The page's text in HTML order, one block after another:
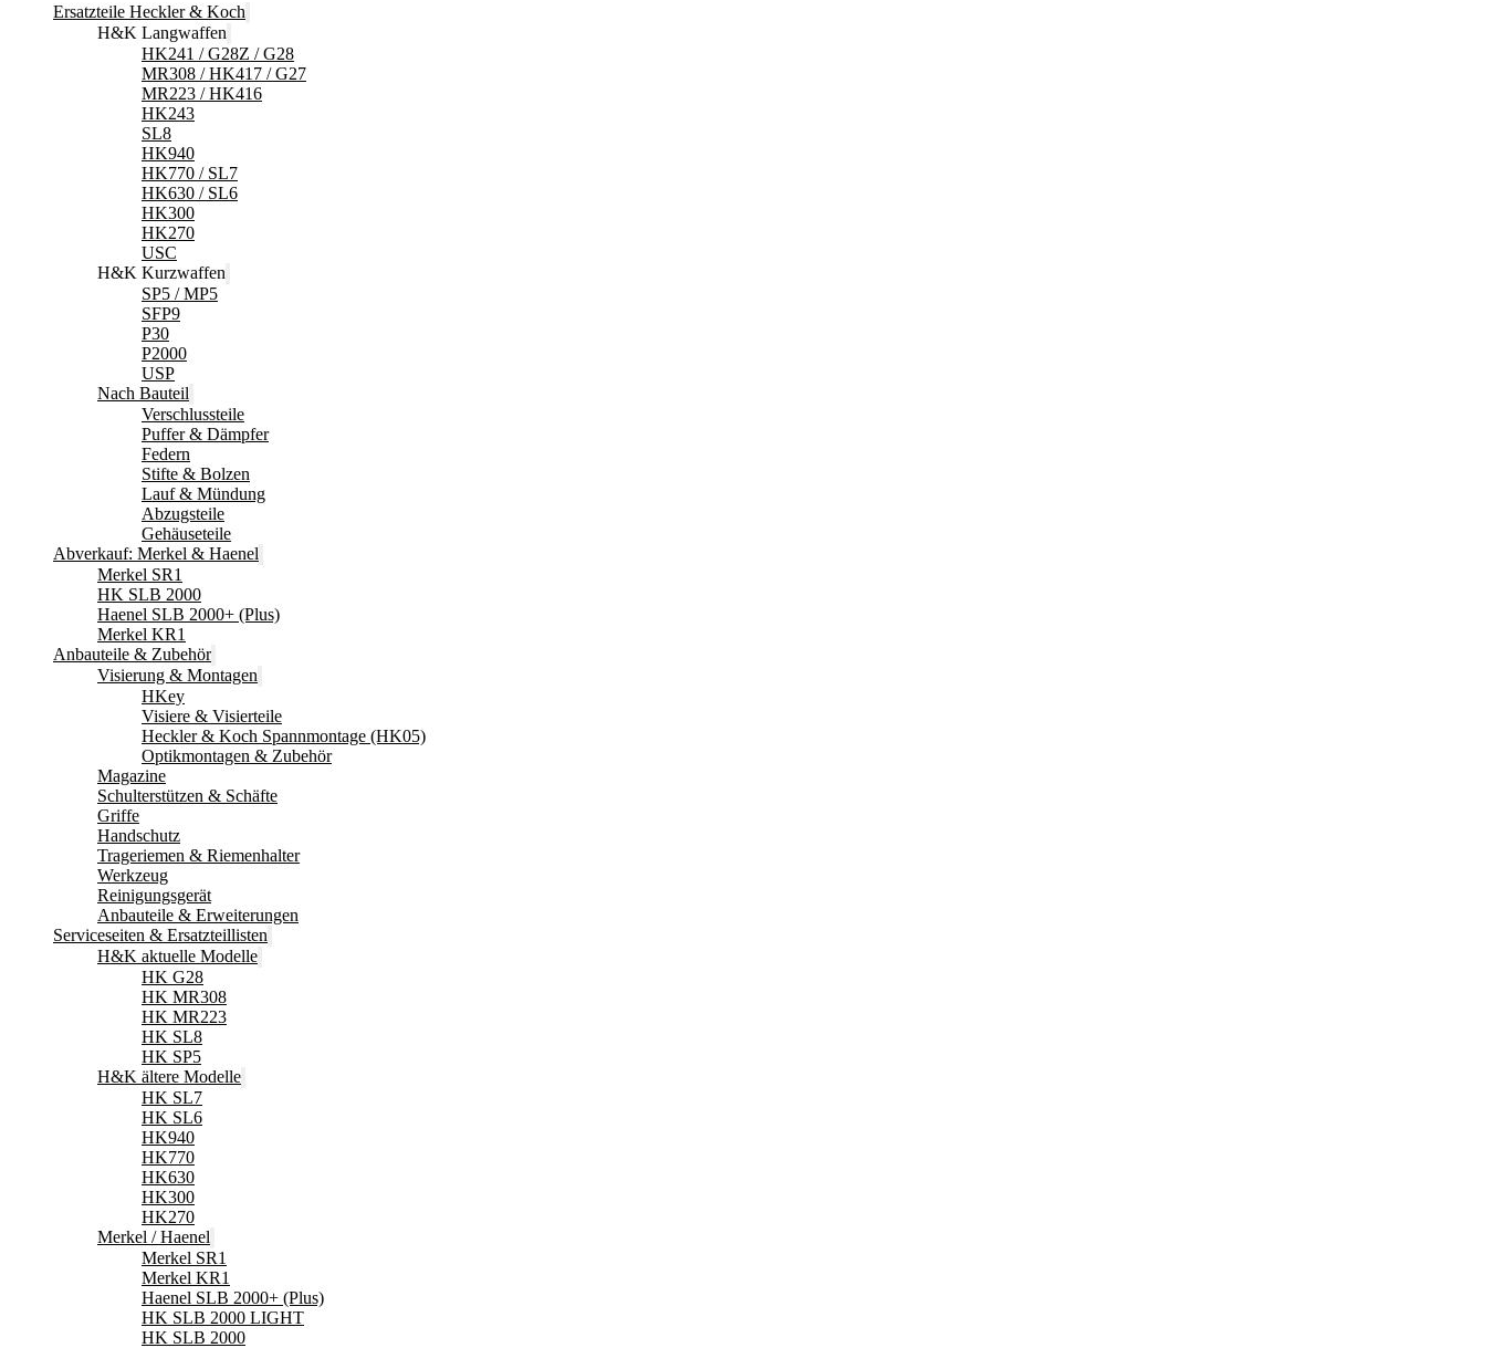
Ersatzteile Heckler & Koch
H&K Langwaffen
HK241 / G28Z / G28
MR308 / HK417 / G27
MR223 / HK416
HK243
SL8
HK940
HK770 / SL7
HK630 / SL6
HK300
HK270
USC
H&K Kurzwaffen
SP5 / MP5
SFP9
P30
P2000
USP
Nach Bauteil
Verschlussteile
Puffer & Dämpfer
Federn
Stifte & Bolzen
Lauf & Mündung
Abzugsteile
Gehäuseteile
Abverkauf: Merkel & Haenel
Merkel SR1
HK SLB 2000
Haenel SLB 2000+ (Plus)
Merkel KR1
Anbauteile & Zubehör
Visierung & Montagen
HKey
Visiere & Visierteile
Heckler & Koch Spannmontage (HK05)
Optikmontagen & Zubehör
Magazine
Schulterstützen & Schäfte
Griffe
Handschutz
Trageriemen & Riemenhalter
Werkzeug
Reinigungsgerät
Anbauteile & Erweiterungen
Serviceseiten & Ersatzteillisten
H&K aktuelle Modelle
HK G28
HK MR308
HK MR223
HK SL8
HK SP5
H&K ältere Modelle
HK SL7
HK SL6
HK940
HK770
HK630
HK300
HK270
Merkel / Haenel
Merkel SR1
Merkel KR1
Haenel SLB 2000+ (Plus)
HK SLB 2000 LIGHT
HK SLB 2000